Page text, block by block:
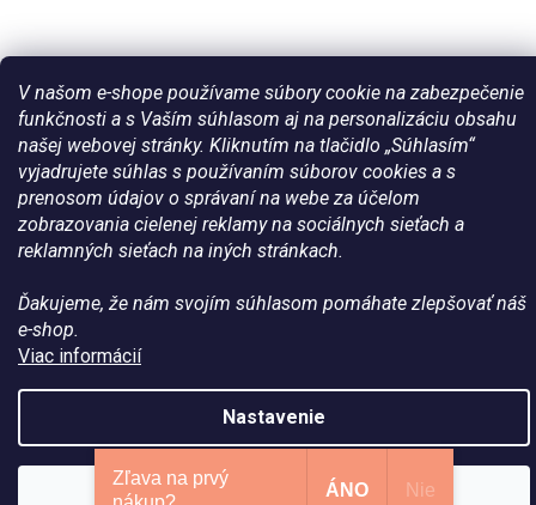
V našom e-shope používame súbory cookie na zabezpečenie
funkčnosti a s Vaším súhlasom aj na personalizáciu obsahu
našej webovej stránky. Kliknutím na tlačidlo „Súhlasím“
vyjadrujete súhlas s používaním súborov cookies a s
prenosom údajov o správaní na webe za účelom
zobrazovania cielenej reklamy na sociálnych sieťach a
reklamných sieťach na iných stránkach.
Ďakujeme, že nám svojím súhlasom pomáhate zlepšovať náš
e-shop.
Viac informácií
Nastavenie
Vytvoril Shoptet
Copyright 2026Všetko pre vaše kone - WateHorse.sk
práva vyhradené.
Zľava na prvý
ÁNO Nie